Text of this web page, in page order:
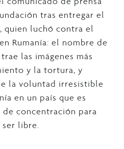
tras entregar el
quien luchó contra el
Rumanía: el nombre de
las imágenes más
y la tortura, y
la voluntad irresistible
en un país que es
concentración para
libre.